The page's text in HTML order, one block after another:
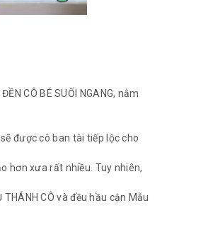
CÔ BÉ SUỐI NGANG, nằm
được cô ban tài tiếp lộc cho
hơn xưa rất nhiều. Tuy nhiên,
CÔ và đều hầu cận Mẫu